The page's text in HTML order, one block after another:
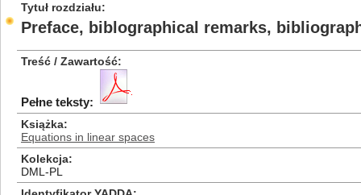
Tytuł rozdziału
Preface, biblographical remarks,
Treść / Zawartość
Pełne teksty:
Książka
Equations in linear spaces
Kolekcja
DML-PL